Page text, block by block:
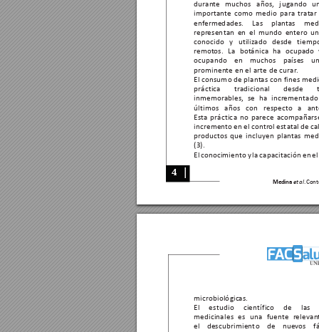
4
Medina et al.
4
durante muchos años, jugando
importante como medio para tratar
enfermedades. Las plantas
representan en el mundo entero
conocido y utilizado desde
remotos. La botánica ha ocupado
ocupando en muchos países
prominente en el arte de curar.
El consumo de plantas con fines
práctica tradicional desde
inmemorables, se ha incr
últimos años con respecto a
Esta práctica no parece
incremento en el control estatal de
productos que incluyen plantas
(3).
El conocimiento y la capacitación en
microbiológicas.
El estudio científico de las
medicinales es una fuente relevan
el descubrimiento de nuevos